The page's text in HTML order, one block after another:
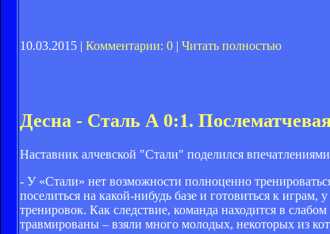
10.03.2015 | Комментарии: 0 | Читать полностью
Десна - Сталь А 0:1.
Наставник алчевской "Стали" поделился
- У «Стали» нет возможности полноценно
поселиться на какой-нибудь базе и готовиться к
тренировок. Как следствие, команда находится в
травмированы – взяли много молодых, некоторых из